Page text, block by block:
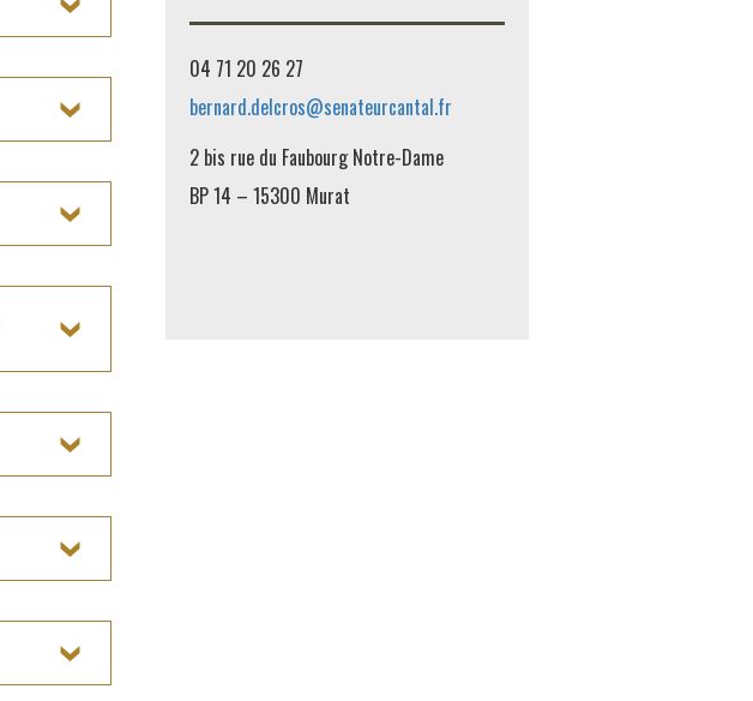
04 71 20 26 27
bernard.delcros@senateurcantal.fr
2 bis rue du Faubourg Notre-Dame
BP 14 – 15300 Murat